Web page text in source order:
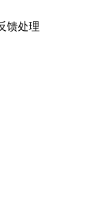
馈处理